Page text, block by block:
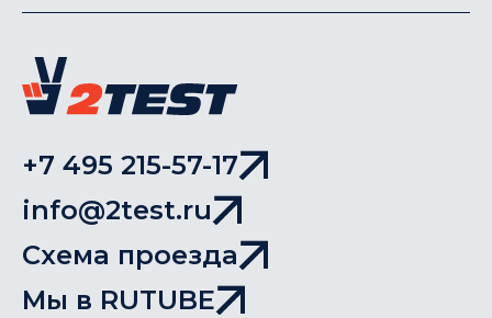
+7 495 215-57-17
info@2test.ru
Схема проезда
Мы в RUTUBE